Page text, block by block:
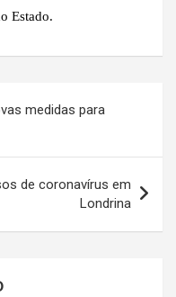
Estado.
medidas para
de coronavírus em
Londrina